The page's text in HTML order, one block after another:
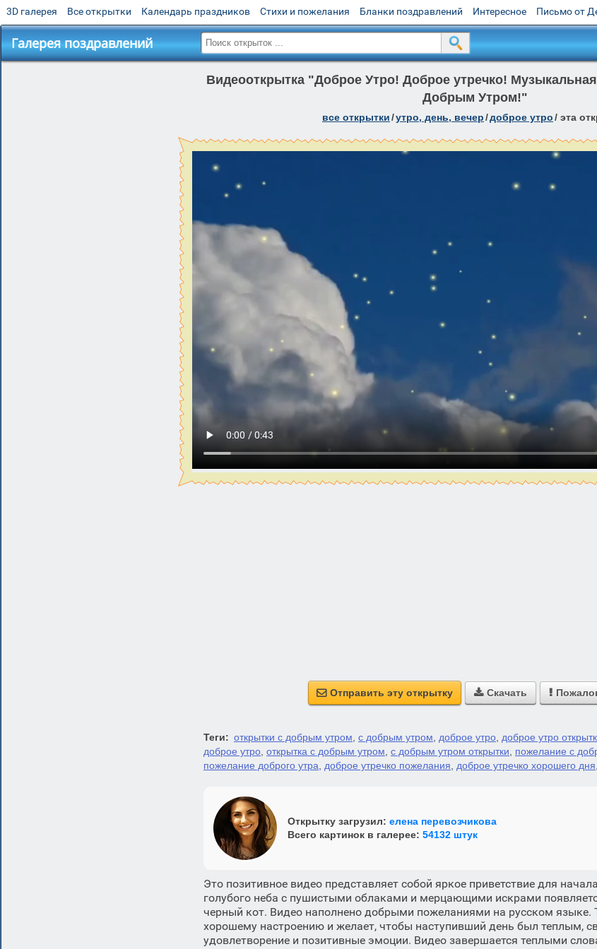
3D галерея Все открытки Календарь праздников Стихи и пожелания Бланки поздравлений Интересное Письмо от
Галерея поздравлений
Видеооткрытка "Доброе Утро! Доброе утречко!
Добрым Утром!"
все открытки/утро, день, вечер/доброе утро/ эта
 Отправить эту открытку  Скачать 
Теги: открытки с добрым утром с добрым утром доброе утро доброе утро
доброе утро открытка с добрым утром с добрым утром открытки пожелание с
пожелание доброго утра
доброе утречко пожелания доброе утречко хорошего дня
Открытку загрузил: елена перевозчикова
Всего картинок в галерее: 54132 штук
Это позитивное видео представляет собой яркое приветствие для
голубого неба с пушистыми облаками и мерцающими искрами
черный кот. Видео наполнено добрыми пожеланиями на русском языке.
хорошему настроению и желает, чтобы наступивший день был теплым,
удовлетворение и позитивные эмоции. Видео завершается теплыми